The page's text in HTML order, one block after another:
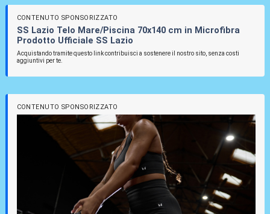
CONTENUTO SPONSORIZZATO
SS Lazio Telo Mare/Piscina 70x140 cm in Microfibra
Prodotto Ufficiale SS Lazio
Acquistando tramite questo link contribuisci a sostenere il nostro sito, senza costi
aggiuntivi per te.
CONTENUTO SPONSORIZZATO